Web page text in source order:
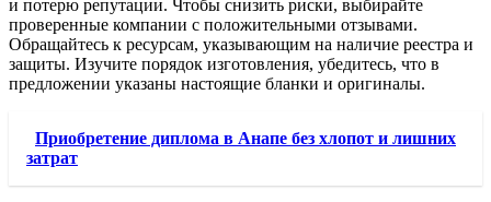
и потерю репутации. Чтобы снизить риски, выбирайте
проверенные компании с положительными отзывами.
Обращайтесь к ресурсам, указывающим на наличие реестра и
защиты. Изучите порядок изготовления, убедитесь, что в
предложении указаны настоящие бланки и оригиналы.
Приобретение диплома в Анапе без хлопот и лишних
затрат